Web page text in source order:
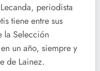
periodista
tiene entre sus
la Selección
un año, siempre y
de Lainez.